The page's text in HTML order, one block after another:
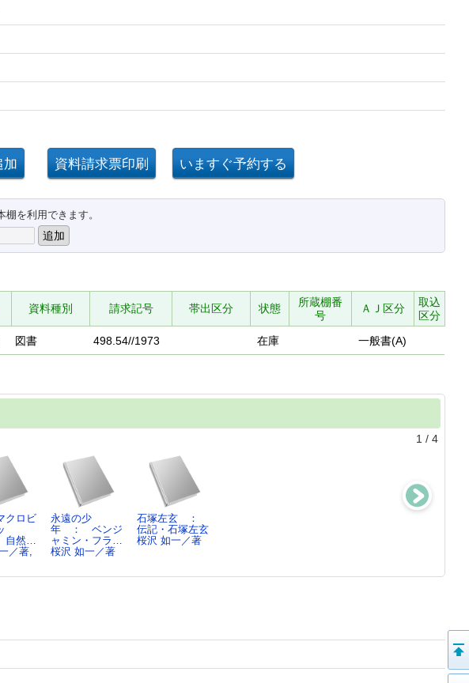
棚を利用できます。
資料種別 請求記号 帯出区分 状態
所蔵棚番
号
ＡＪ区分
取込
区分
図書 498.54//1973 在庫 一般書(A)
1 / 4
クロビ
然…
／著,
永遠の少
年 ： ベンジ
ャミン・フラ…
桜沢 如一／著
石塚左玄 ：
伝記・石塚左玄
桜沢 如一／著